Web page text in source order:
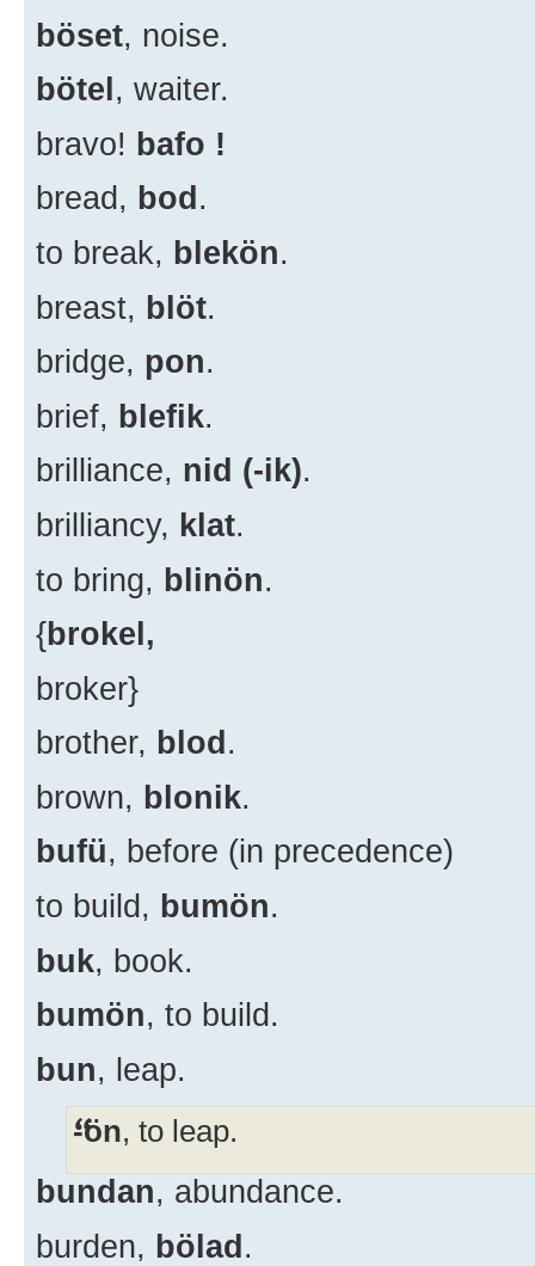
böset, noise.
bötel, waiter.
bravo! bafo !
bread, bod.
to break, blekön.
breast, blöt.
bridge, pon.
brief, blefik.
brilliance, nid (-ik).
brilliancy, klat.
to bring, blinön.
{brokel,
broker}
brother, blod.
brown, blonik.
bufü, before (in precedence)
to build, bumön.
buk, book.
bumön, to build.
bun, leap.
-ön, to leap.
bundan, abundance.
burden, bölad.